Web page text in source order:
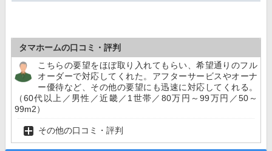
タマホームの口コミ・評判
こちらの要望をほぼ取り入れてもらい、希望通りのフル
オーダーで対応してくれた。アフターサービスやオーナ
ー優待など、その他の要望にも迅速に対応してくれる。
（60代以上／男性／近畿／1世帯／80万円～99万円／50～
99m2）
その他の口コミ・評判